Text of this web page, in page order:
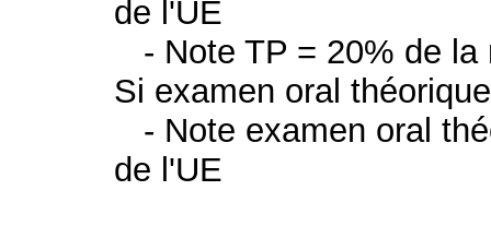
de l'UE
- Note TP = 20% de la
Si examen oral
- Note examen oral
de l'UE